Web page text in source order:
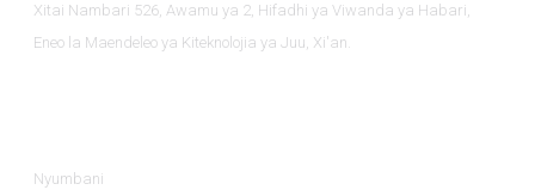
Xitai Nambari 526, Awamu ya 2, Hifadhi ya Viwanda ya Habari,
Eneo la Maendeleo ya Kiteknolojia ya Juu, Xi'an.
Nyumbani